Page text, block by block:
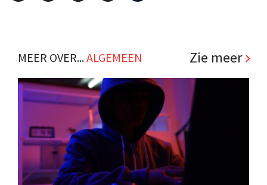
MEER OVER...ALGEMEEN Zie meer